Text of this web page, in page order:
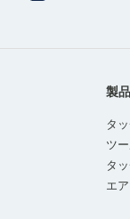
製
タ
ツ
タ
エ